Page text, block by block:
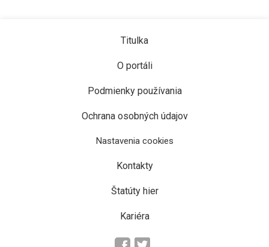
Titulka
O portáli
Podmienky používania
Ochrana osobných údajov
Nastavenia cookies
Kontakty
Štatúty hier
Kariéra